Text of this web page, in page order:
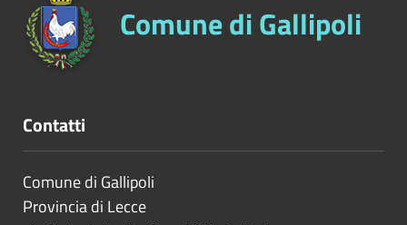
Comune di Gallipoli
Contatti
Comune di Gallipoli
Provincia di Lecce